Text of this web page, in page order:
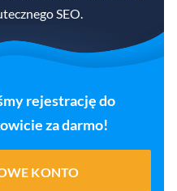
SEO.
rejestrację do
za darmo!
KONTO